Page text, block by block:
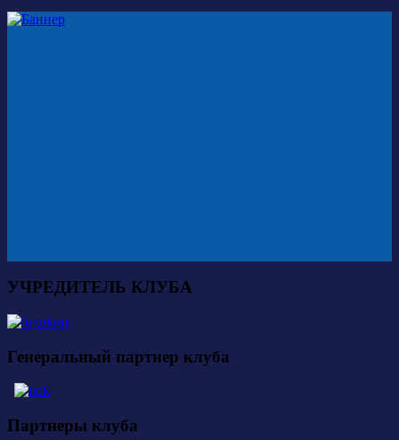
УЧРЕДИТЕЛЬ КЛУБА
Генеральный партнер клуба
Партнеры клуба